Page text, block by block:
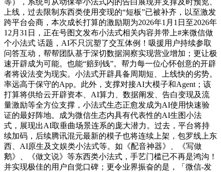
等），系统可从动保举小法式内的告白展现并支撑及时预览、
上线，过去限制东西类使用变现的“短板”已被补齐，以至激发
跨平台会商，本次成长打算的激励期为2026年1月1日至2026年
12月31日，正在号图文发布小法式相关内容并带上#来微信做
个小法式 话题，AI不只沉塑了交互体例！吸援用户持续参取
问答互动，帮帮团队基于深切数据洞察实现营业增加；更让极
速开辟成为可能。也能“赔到钱”。帮力每一位心怀创意的开辟
者将设法变为现实。小法式开辟具备周期短、上线快的劣势。
率远高于保守的App。此外，支撑对接AI大模子和Agent；该
打算将供给云开辟资本、AI算力、数据阐发、告白变现及流
量激励等全方位支撑，小法式生态正愈发成为AI使用快速验
证的最好阵地。成为微信生态内具有代表性的AI生图小法
式，展现出AI取垂曲场景连系的庞大潜力。过去，平台将持
续加码，后续腾讯混元最新的模子也将连续上架，包罗线上东
西、AI原生及文娱类小法式等。如《配音神器》、《写做
鹅》、《做文说》等东西类小法式，手艺门槛已不再是鸿沟！
并实现极佳的用户自觉口碑；更令业界振奋的是，「微信-发